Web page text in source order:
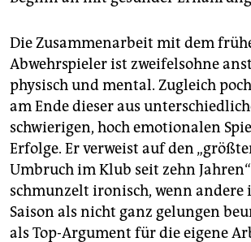
Die Zusammenarbeit mit dem
Abwehrspieler ist zweifelsohne
physisch und mental. Zugleich
am Ende dieser aus
schwierigen, hoch emotionalen
Erfolge. Er verweist auf den
Umbruch im Klub seit zehn
schmunzelt ironisch, wenn andere
Saison als nicht ganz gelungen
als Top-Argument für die eigene